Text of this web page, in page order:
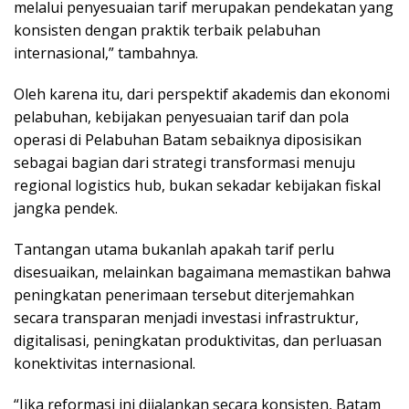
melalui penyesuaian tarif merupakan pendekatan yang
konsisten dengan praktik terbaik pelabuhan
internasional,” tambahnya.
Oleh karena itu, dari perspektif akademis dan ekonomi
pelabuhan, kebijakan penyesuaian tarif dan pola
operasi di Pelabuhan Batam sebaiknya diposisikan
sebagai bagian dari strategi transformasi menuju
regional logistics hub, bukan sekadar kebijakan fiskal
jangka pendek.
Tantangan utama bukanlah apakah tarif perlu
disesuaikan, melainkan bagaimana memastikan bahwa
peningkatan penerimaan tersebut diterjemahkan
secara transparan menjadi investasi infrastruktur,
digitalisasi, peningkatan produktivitas, dan perluasan
konektivitas internasional.
“Jika reformasi ini dijalankan secara konsisten, Batam